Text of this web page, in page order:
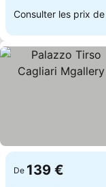
Consulter les prix de
De 139 €